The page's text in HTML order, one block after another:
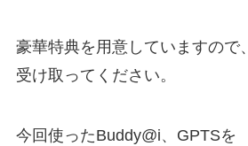
豪華特典を用意していますので、
受け取ってください。
今回使ったBuddy@i、GPTSを